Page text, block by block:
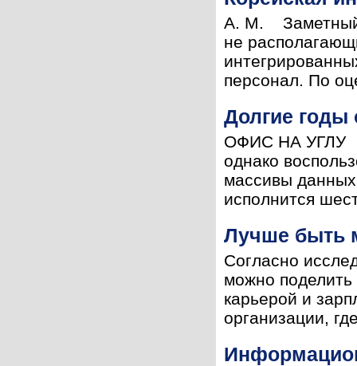
А. М. Заметный
не
персонал. По
Долгие годы
ОФИС НА УГЛУ
однако
массивы данных
исполнится
Лучше быть
Согласно
можно
карьерой и
организации,